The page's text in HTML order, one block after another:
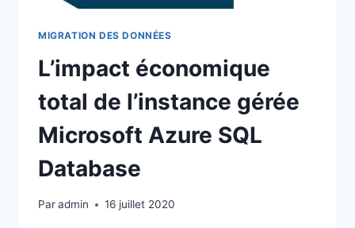
MIGRATION DES DONNÉES
L’impact économique
total de l’instance gérée
Microsoft Azure SQL
Database
Paradmin 16 juillet 2020